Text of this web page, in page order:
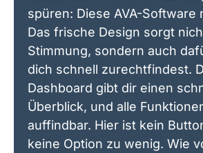
spüren: Diese AVA-Software
Das frische Design sorgt
Stimmung, sondern auch
dich schnell zurechtfindest.
Dashboard gibt dir einen
Überblick, und alle
auffindbar. Hier ist kein
keine Option zu wenig. Wie